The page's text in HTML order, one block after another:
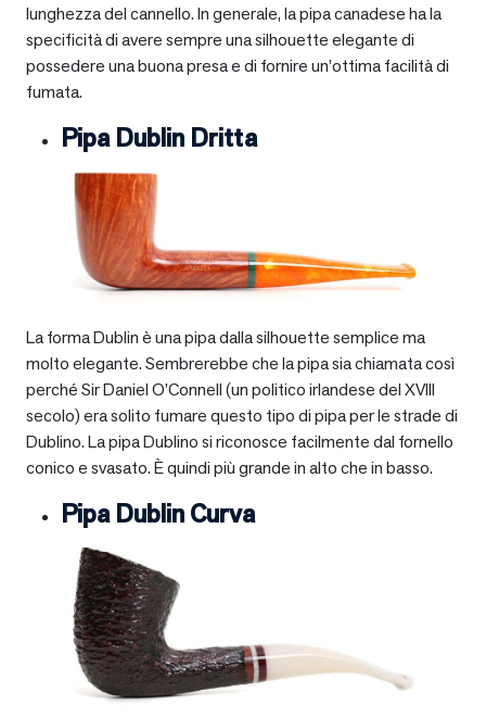
lunghezza del cannello. In generale, la pipa canadese ha la
specificità di avere sempre una silhouette elegante di
possedere una buona presa e di fornire un’ottima facilità di
fumata.
Pipa Dublin Dritta
La forma Dublin è una pipa dalla silhouette semplice ma
molto elegante. Sembrerebbe che la pipa sia chiamata così
perché Sir Daniel O’Connell (un politico irlandese del XVIII
secolo) era solito fumare questo tipo di pipa per le strade di
Dublino. La pipa Dublino si riconosce facilmente dal fornello
conico e svasato. È quindi più grande in alto che in basso.
Pipa Dublin Curva